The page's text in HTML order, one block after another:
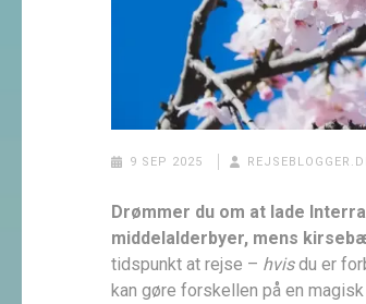
9 SEP 2025
Drømmer du om at lade
middelalderbyer, mens
tidspunkt at rejse – hvisdu er
kan gøre forskellen på en